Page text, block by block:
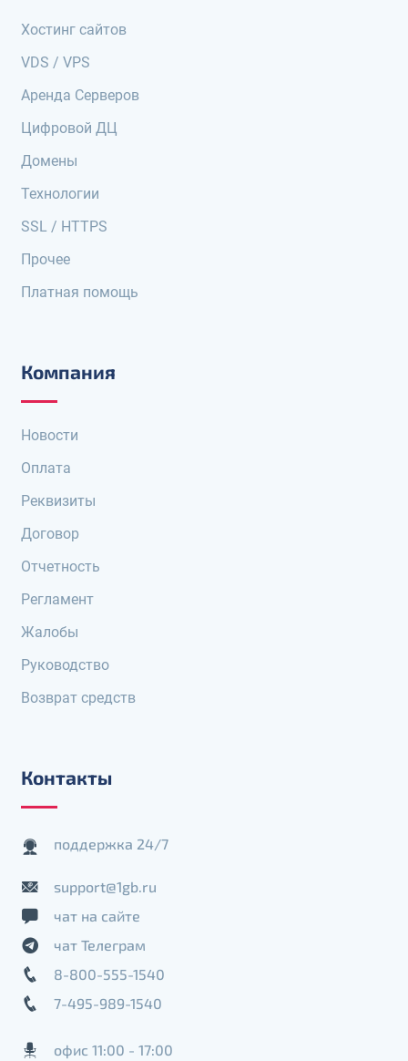
Хостинг сайтов
VDS / VPS
Аренда Серверов
Цифровой ДЦ
Домены
Технологии
SSL / HTTPS
Прочее
Платная помощь
Компания
Новости
Оплата
Реквизиты
Договор
Отчетность
Регламент
Жалобы
Руководство
Возврат средств
Контакты
поддержка 24/7
support@1gb.ru
чат на сайте
чат Телеграм
8-800-555-1540
7-495-989-1540
офис 11:00 - 17:00